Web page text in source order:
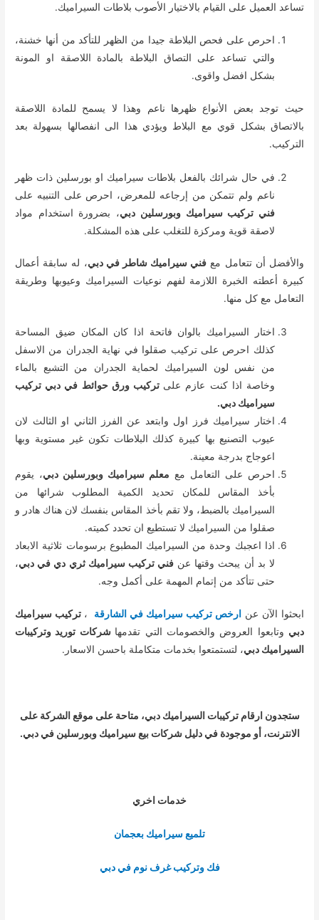
تساعد العميل على القيام بالاختيار الأصوب بلاطات السيراميك.
احرص على فحص البلاطة جيدا من الظهر للتأكد من أنها خشنة،
والتي تساعد على التصاق البلاطة بالمادة اللاصقة او المونة
بشكل افضل واقوى.
حيث توجد بعض الأنواع ظهرها ناعم وهذا لا يسمح للمادة اللاصقة
بالاتصاق بشكل قوي مع البلاط ويؤدي هذا الى انفصالها بسهولة بعد
التركيب.
في حال شرائك بالفعل بلاطات سيراميك او بورسلين ذات ظهر
ناعم ولم تتمكن من إرجاعه للمعرض، احرص على التنبيه على
فني تركيب سيراميك وبورسلين دبي، بضرورة استخدام مواد
لاصقة قوية ومركزة للتغلب على هذه المشكلة.
والأفضل أن تتعامل مع فني سيراميك شاطر في دبي، له سابقة أعمال
كبيرة أعطته الخبرة اللازمة لفهم نوعيات السيراميك وعيوبها وطريقة
التعامل مع كل منها.
اختار السيراميك بالوان فاتحة اذا كان المكان ضيق المساحة
كذلك احرص على تركيب صقلوا في نهاية الجدران من الاسفل
من نفس لون السيراميك لحماية الجدران من التشبع بالماء
وخاصة اذا كنت عازم على تركيب ورق حوائط في دبي تركيب
سيراميك دبي.
اختار سيراميك فرز اول وابتعد عن الفرز الثاني او الثالث لان
عيوب التصنيع بها كبيرة كذلك البلاطات تكون غير مستوية وبها
اعوجاج بدرجة معينة.
احرص على التعامل مع معلم سيراميك وبورسلين دبي، يقوم
بأخذ المقاس للمكان تحديد الكمية المطلوب شرائها من
السيراميك بالضبط، ولا تقم بأخذ المقاس بنفسك لان هناك هادر و
صقلوا من السيراميك لا تستطيع ان تحدد كميته.
اذا اعجبك وحدة من السيراميك المطبوع برسومات ثلاثية الابعاد
لا بد أن يبحث وقتها عنفني تركيب سيراميك ثري دي في دبي،
حتى تتأكد من إتمام المهمة على أكمل وجه.
ابحثوا الآن عن ارخص تركيب سيراميك في الشارقة ، تركيب سيراميك
دبي وتابعوا العروض والخصومات التي تقدمها شركات توريد وتركيبات
السيراميك دبي، لتستمتعوا بخدمات متكاملة باحسن الاسعار.
ستجدون ارقام تركيبات السيراميك دبي، متاحة على موقع الشركة على
الانترنت، أو موجودة في دليل شركات بيع سيراميك وبورسلين في دبي.
خدمات اخري
تلميع سيراميك بعجمان
فك وتركيب غرف نوم في دبي